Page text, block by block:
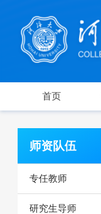
首页
师资队伍
专任教师
研究生导师